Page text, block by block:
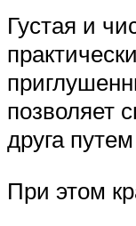
Густая и
позволяет
друга
При этом